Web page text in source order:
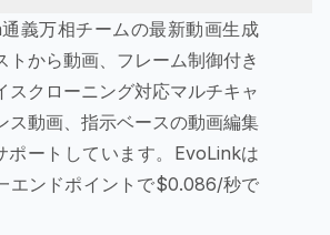
義万相チームの最新動画生成
トから動画、フレーム制御付き
スクローニング対応マルチキャ
ス動画、指示ベースの動画編集
ポートしています。EvoLinkは
エンドポイントで$0.086/秒で